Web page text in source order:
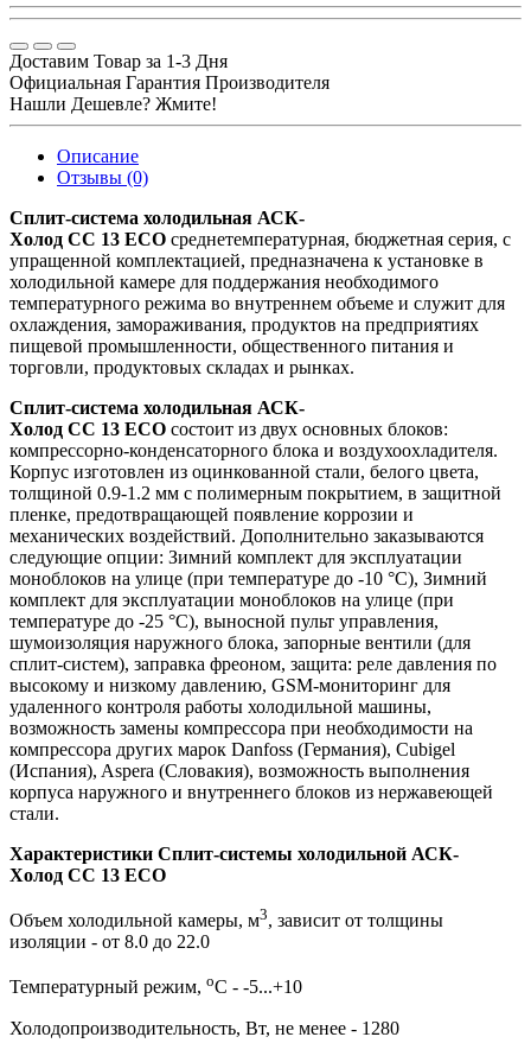
Доставим Товар за 1-3 Дня
Официальная Гарантия Производителя
Нашли Дешевле? Жмите!
Описание
Отзывы (0)
Сплит-система холодильная АСК-
Холод CC 13 ECO среднетемпературная, бюджетная серия, с
упращенной комплектацией, предназначена к установке в
холодильной камере для поддержания необходимого
температурного режима во внутреннем объеме и служит для
охлаждения, замораживания, продуктов на предприятиях
пищевой промышленности, общественного питания и
торговли, продуктовых складах и рынках.
Сплит-система холодильная АСК-
Холод CC 13 ECO состоит из двух основных блоков:
компрессорно-конденсаторного блока и воздухоохладителя.
Корпус изготовлен из оцинкованной стали, белого цвета,
толщиной 0.9-1.2 мм с полимерным покрытием, в защитной
пленке, предотвращающей появление коррозии и
механических воздействий. Дополнительно заказываются
следующие опции: Зимний комплект для эксплуатации
моноблоков на улице (при температуре до -10 °С), Зимний
комплект для эксплуатации моноблоков на улице (при
температуре до -25 °С), выносной пульт управления,
шумоизоляция наружного блока, запорные вентили (для
сплит-систем), заправка фреоном, защита: реле давления по
высокому и низкому давлению, GSM-мониторинг для
удаленного контроля работы холодильной машины,
возможность замены компрессора при необходимости на
компрессора других марок Danfoss (Германия), Cubigel
(Испания), Aspera (Словакия), возможность выполнения
корпуса наружного и внутреннего блоков из нержавеющей
стали.
Характеристики Сплит-системы холодильной АСК-
Холод CC 13 ECO
Объем холодильной камеры, м3, зависит от толщины
изоляции - от 8.0 до 22.0
Температурный режим, оС - -5...+10
Холодопроизводительность, Вт, не менее - 1280